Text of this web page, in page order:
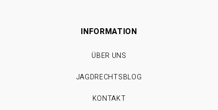
INFORMATION
ÜBER UNS
JAGDRECHTSBLOG
KONTAKT